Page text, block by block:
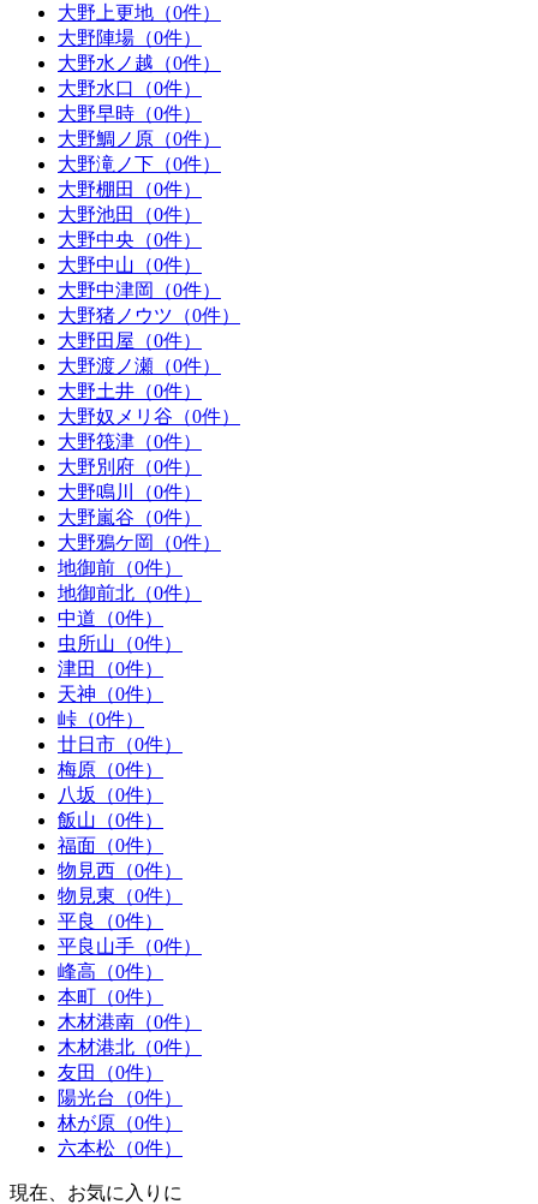
大野上更地（0件）
大野陣場（0件）
大野水ノ越（0件）
大野水口（0件）
大野早時（0件）
大野鯛ノ原（0件）
大野滝ノ下（0件）
大野棚田（0件）
大野池田（0件）
大野中央（0件）
大野中山（0件）
大野中津岡（0件）
大野猪ノウツ（0件）
大野田屋（0件）
大野渡ノ瀬（0件）
大野土井（0件）
大野奴メリ谷（0件）
大野筏津（0件）
大野別府（0件）
大野鳴川（0件）
大野嵐谷（0件）
大野鴉ケ岡（0件）
地御前（0件）
地御前北（0件）
中道（0件）
虫所山（0件）
津田（0件）
天神（0件）
峠（0件）
廿日市（0件）
梅原（0件）
八坂（0件）
飯山（0件）
福面（0件）
物見西（0件）
物見東（0件）
平良（0件）
平良山手（0件）
峰高（0件）
本町（0件）
木材港南（0件）
木材港北（0件）
友田（0件）
陽光台（0件）
林が原（0件）
六本松（0件）
現在、お気に入りに